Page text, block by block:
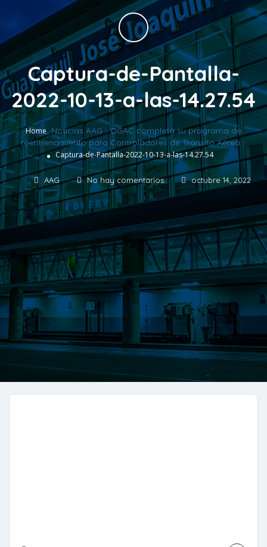
Captura-de-Pantalla-
2022-10-13-a-las-14.27.54
Home Noticias AAG»DGAC completa su programa de
reentrenamiento para Controladores de Tránsito Aéreo»
Captura-de-Pantalla-2022-10-13-a-las-14.27.54
AAG No hay comentarios octubre 14, 2022